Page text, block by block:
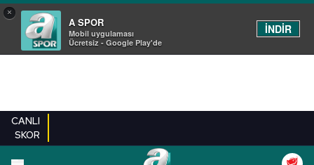
×
A SPOR
Mobil uygulaması
Ücretsiz - Google Play'de
İNDİR
CANLI
SKOR